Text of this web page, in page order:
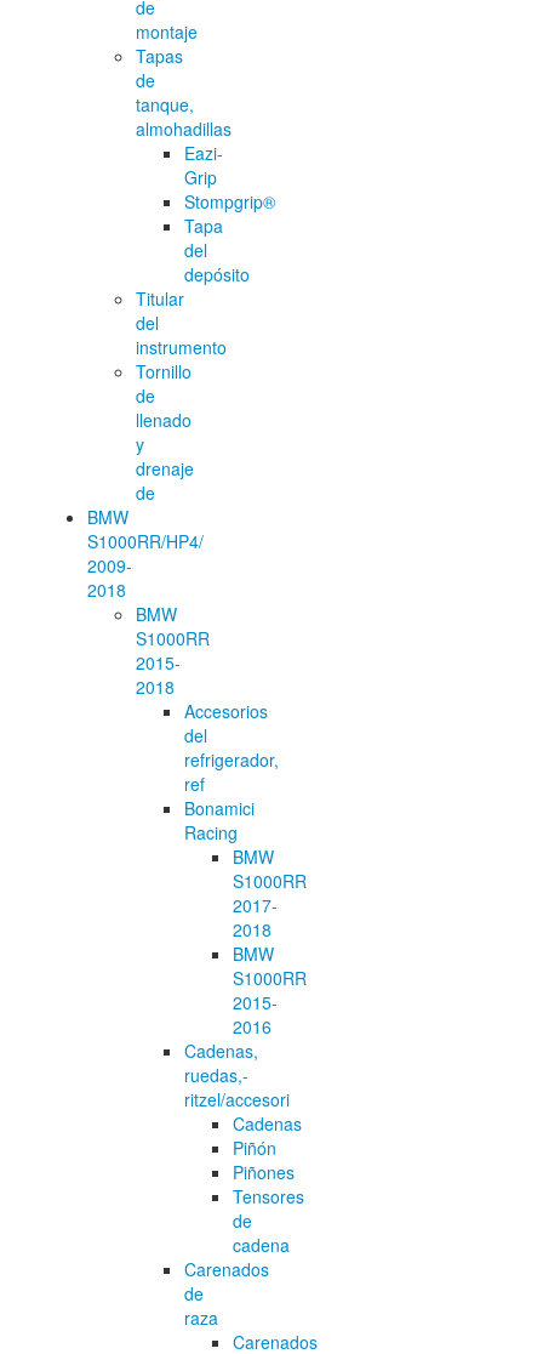
de
montaje
Tapas
de
tanque,
almohadillas
Eazi-
Grip
Stompgrip®
Tapa
del
depósito
Titular
del
instrumento
Tornillo
de
llenado
y
drenaje
de
BMW
S1000RR/HP4/
2009-
2018
BMW
S1000RR
2015-
2018
Accesorios
del
refrigerador,
ref
Bonamici
Racing
BMW
S1000RR
2017-
2018
BMW
S1000RR
2015-
2016
Cadenas,
ruedas,-
ritzel/accesori
Cadenas
Piñón
Piñones
Tensores
de
cadena
Carenados
de
raza
Carenados